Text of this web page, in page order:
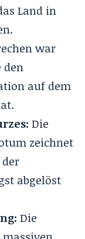
Land in
war
den
auf dem
Die
zeichnet
abgelöst
Die